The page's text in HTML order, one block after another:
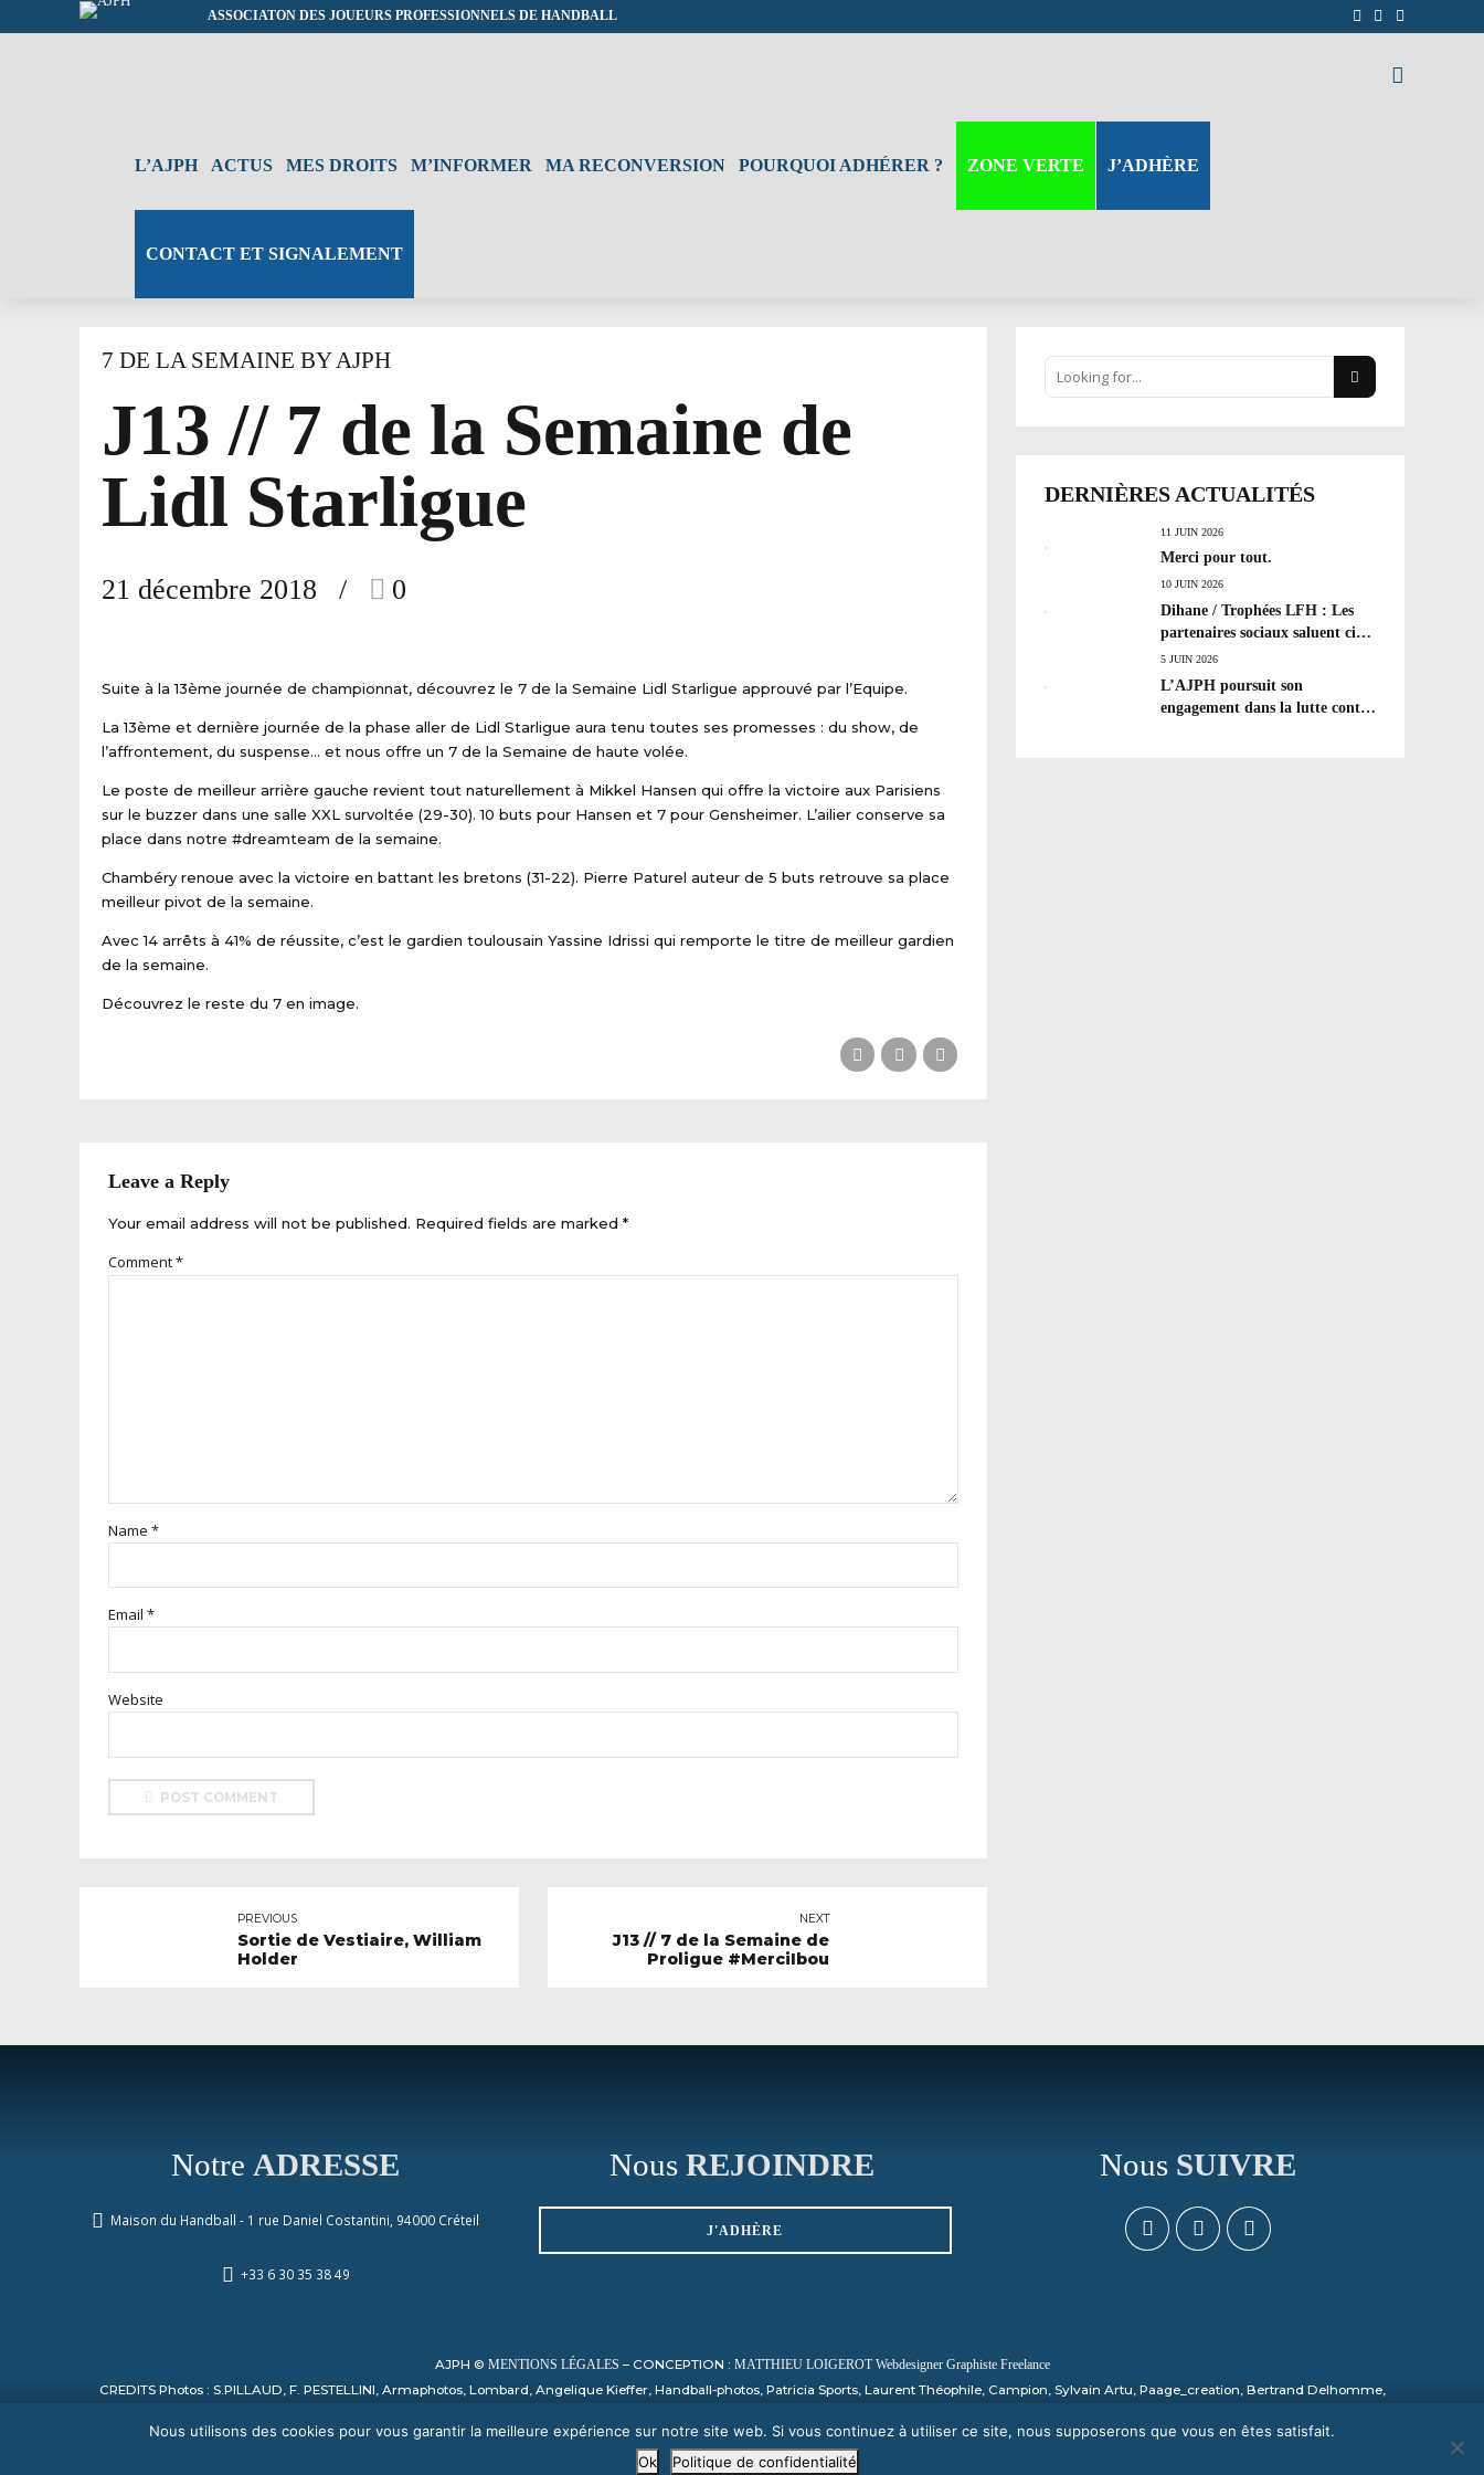
ASSOCIATON DES JOUEURS PROFESSIONNELS DE HANDBALL
L’AJPH ACTUS MES DROITS M’INFORMER MA RECONVERSION POURQUOI ADHÉRER ? ZONE VERTE J’ADHÈRE
CONTACT ET SIGNALEMENT
7 DE LA SEMAINE BY AJPH
J13 // 7 de la Semaine de
Lidl Starligue
21 décembre 2018 0
Suite à la 13ème journée de championnat, découvrez le 7 de la Semaine Lidl Starligue approuvé par l’Equipe.
La 13ème et dernière journée de la phase aller de Lidl Starligue aura tenu toutes ses promesses : du show, de
l’affrontement, du suspense… et nous offre un 7 de la Semaine de haute volée.
Le poste de meilleur arrière gauche revient tout naturellement à Mikkel Hansen qui offre la victoire aux Parisiens
sur le buzzer dans une salle XXL survoltée (29-30). 10 buts pour Hansen et 7 pour Gensheimer. L’ailier conserve sa
place dans notre #dreamteam de la semaine.
Chambéry renoue avec la victoire en battant les bretons (31-22). Pierre Paturel auteur de 5 buts retrouve sa place
meilleur pivot de la semaine.
Avec 14 arrêts à 41% de réussite, c’est le gardien toulousain Yassine Idrissi qui remporte le titre de meilleur gardien
de la semaine.
Découvrez le reste du 7 en image.
Leave a Reply
Your email address will not be published. Required fields are marked *
Comment*
Name *
Email *
Website
POST COMMENT
PREVIOUS
Sortie de Vestiaire, William
Holder
NEXT
J13 // 7 de la Semaine de
Proligue #MerciIbou
DERNIÈRES ACTUALITÉS
11 JUIN 2026
Merci pour tout.
10 JUIN 2026
Dihane / Trophées LFH : Les
partenaires sociaux saluent cinq
années de progrès social et les
efforts à poursuivre !
5 JUIN 2026
L’AJPH poursuit son
engagement dans la lutte contre
Notre ADRESSE
Maison du Handball - 1 rue Daniel Costantini, 94000 Créteil
+33 6 30 35 38 49
Nous REJOINDRE
J'ADHÈRE
Nous SUIVRE
AJPH © MENTIONS LÉGALES – CONCEPTION : MATTHIEU LOIGEROT Webdesigner Graphiste Freelance
CREDITS Photos : S.PILLAUD, F. PESTELLINI, Armaphotos, Lombard, Angelique Kieffer, Handball-photos, Patricia Sports, Laurent Théophile, Campion, Sylvain Artu, Paage_creation, Bertrand Delhomme,
Nous utilisons des cookies pour vous garantir la meilleure expérience sur notre site web. Si vous continuez à utiliser ce site, nous supposerons que vous en êtes satisfait.
Ok
Politique de confidentialité